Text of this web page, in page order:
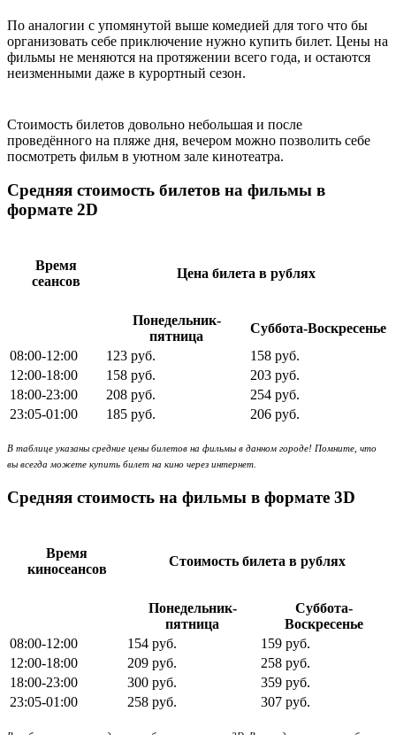
По аналогии с упомянутой выше комедией для того что бы
организовать себе приключение нужно купить билет. Цены на
фильмы не меняются на протяжении всего года, и остаются
неизменными даже в курортный сезон.
Стоимость билетов довольно небольшая и после
проведённого на пляже дня, вечером можно позволить себе
посмотреть фильм в уютном зале кинотеатра.
Средняя стоимость билетов на фильмы в
формате 2D
Время
сеансов
Цена билета в рублях
Понедельник-
пятница
Суббота-Воскресенье
08:00-12:00
123 руб.
158 руб.
12:00-18:00
158 руб.
203 руб.
18:00-23:00
208 руб.
254 руб.
23:05-01:00
185 руб. 206 руб.
В таблице указаны средние цены билетов на фильмы в данном городе! Помните, что
вы всегда можете купить билет на кино через интернет.
Средняя стоимость на фильмы в формате 3D
Время
киносеансов
Стоимость билета в рублях
Понедельник-
пятница
Суббота-
Воскресенье
08:00-12:00
154 руб.
159 руб.
12:00-18:00
209 руб.
258 руб.
18:00-23:00
300 руб.
359 руб.
23:05-01:00
258 руб. 307 руб.